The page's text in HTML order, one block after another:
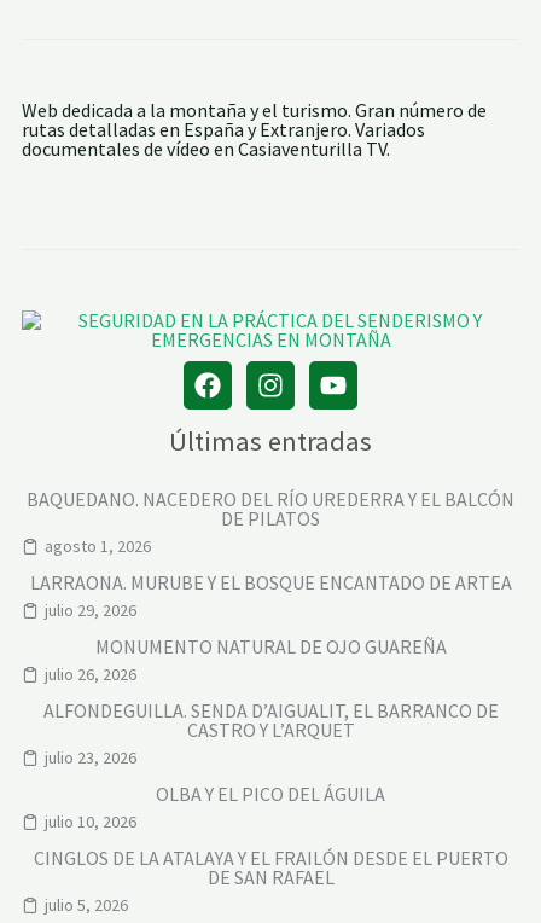
Web dedicada a la montaña y el turismo. Gran número de
rutas detalladas en España y Extranjero. Variados
documentales de vídeo en Casiaventurilla TV.
Últimas entradas
BAQUEDANO. NACEDERO DEL RÍO UREDERRA Y EL BALCÓN
DE PILATOS
agosto 1, 2026
LARRAONA. MURUBE Y EL BOSQUE ENCANTADO DE ARTEA
julio 29, 2026
MONUMENTO NATURAL DE OJO GUAREÑA
julio 26, 2026
ALFONDEGUILLA. SENDA D’AIGUALIT, EL BARRANCO DE
CASTRO Y L’ARQUET
julio 23, 2026
OLBA Y EL PICO DEL ÁGUILA
julio 10, 2026
CINGLOS DE LA ATALAYA Y EL FRAILÓN DESDE EL PUERTO
DE SAN RAFAEL
julio 5, 2026